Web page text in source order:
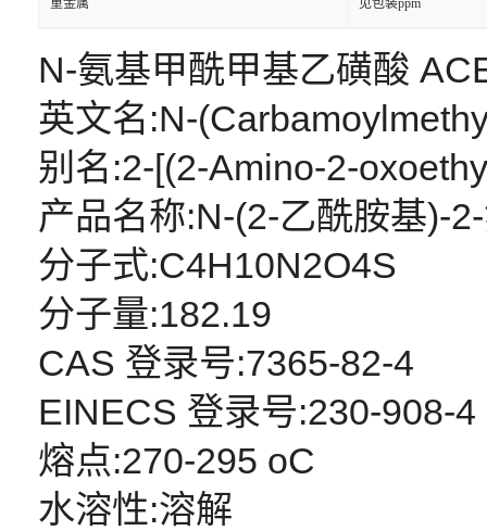
N-氨基甲酰甲基乙磺酸
英文名:N-
别名:2-[(2-Amino-2-
产品名称:N-(2-乙酰胺基)-
分子式:C4H10N2O4S
分子量:182.19
CAS 登录号:7365-82-4
EINECS 登录号:230-908-4
熔点:270-295 oC
水溶性:溶解